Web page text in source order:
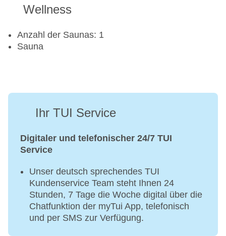
Wellness
Anzahl der Saunas: 1
Sauna
Ihr TUI Service
Digitaler und telefonischer 24/7 TUI
Service
Unser deutsch sprechendes TUI
Kundenservice Team steht Ihnen 24
Stunden, 7 Tage die Woche digital über die
Chatfunktion der myTui App, telefonisch
und per SMS zur Verfügung.